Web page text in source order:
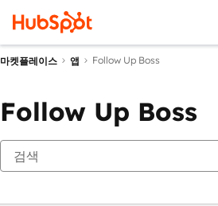
마켓플레이스 앱 Follow Up Boss
Follow Up Boss